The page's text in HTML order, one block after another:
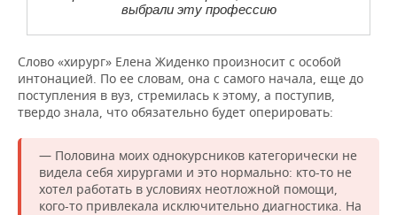
выбрали эту профессию
Слово «хирург» Елена Жиденко произносит с особой
интонацией. По ее словам, она с самого начала, еще до
поступления в вуз, стремилась к этому, а поступив,
твердо знала, что обязательно будет оперировать:
— Половина моих однокурсников категорически не
видела себя хирургами и это нормально: кто-то не
хотел работать в условиях неотложной помощи,
кого-то привлекала исключительно диагностика. На